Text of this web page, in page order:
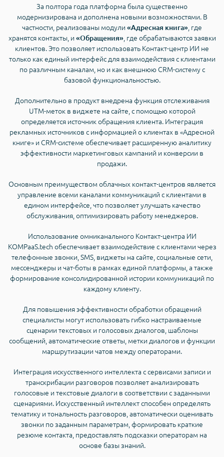
За полтора года платформа была существенно
модернизирована и дополнена новыми возможностями. В
частности, реализованы модули «Адресная книга» , где
хранятся контакты, и «Обращения» , где обрабатываются заявки
клиентов. Это позволяет использовать Контакт-центр ИИ не
только как единый интерфейс для взаимодействия с клиентами
по различным каналам, но и как внешнюю CRM-систему с
базовой функциональностью.
Дополнительно в продукт внедрена функция отслеживания
UTM-меток в виджете на сайте, с помощью которой
определяется источник обращения клиента. Интеграция
рекламных источников с информацией о клиентах в «Адресной
книге» и CRM-системе обеспечивает расширенную аналитику
эффективности маркетинговых кампаний и конверсии в
продажи.
Основным преимуществом облачных контакт-центров является
управление всеми каналами коммуникаций с клиентами в
едином интерфейсе, что позволяет улучшать качество
обслуживания, оптимизировать работу менеджеров.
Использование омниканального Контакт-центра ИИ
KOMPaaS.tech обеспечивает взаимодействие с клиентами через
телефонные звонки, SMS, виджеты на сайте, социальные сети,
мессенджеры и чат-боты в рамках единой платформы, а также
формирование консолидированной истории коммуникаций по
каждому клиенту.
Для повышения эффективности обработки обращений
специалисты могут использовать гибко настраиваемые
сценарии текстовых и голосовых диалогов, шаблоны
сообщений, автоматические ответы, метки диалогов и функции
маршрутизации чатов между операторами.
Интеграция искусственного интеллекта с сервисами записи и
транскрибации разговоров позволяет анализировать
голосовые и текстовые диалоги в соответствии с заданными
сценариями. Искусственный интеллект способен определять
тематику и тональность разговоров, автоматически оценивать
звонки по заданным параметрам, формировать краткие
резюме контакта, предоставлять подсказки операторам на
основе базы знаний.